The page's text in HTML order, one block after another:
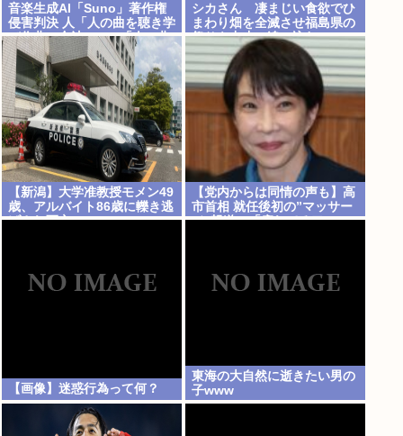
音楽生成AI「Suno」著作権
侵害判決 人「人の曲を聴き学
び作曲」合法 Suno「人の曲
を聴き学び作曲」著作権侵害
何が違う？
シカさん 凄まじい食欲でひ
まわり畑を全滅させ福島県の
祭りを中止に追い込む
【新潟】大学准教授モメン49
歳、アルバイト86歳に轢き逃
げされ死亡
【党内からは同情の声も】高
市首相 就任後初の”マッサー
ジ”報道に「疲れてるア
【画像】迷惑行為って何？
東海の大自然に逝きたい男の
子www